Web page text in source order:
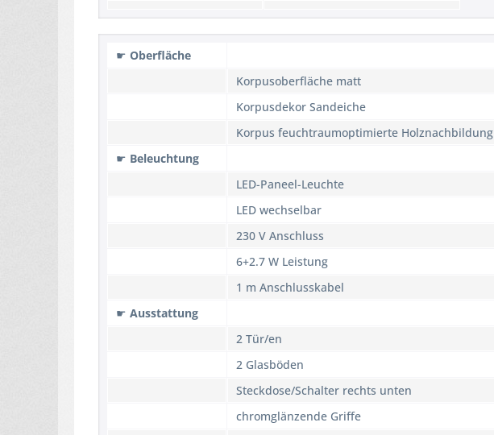
☛ Oberfläche
Korpusoberfläche matt
Korpusdekor Sandeiche
Korpus feuchtraumoptimierte Holznachbildung
☛ Beleuchtung
LED-Paneel-Leuchte
LED wechselbar
230 V Anschluss
6+2.7 W Leistung
1 m Anschlusskabel
☛ Ausstattung
2 Tür/en
2 Glasböden
Steckdose/Schalter rechts unten
chromglänzende Griffe